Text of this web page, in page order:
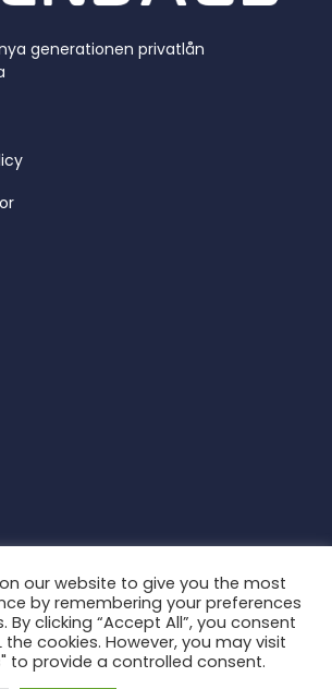
generationen privatlån
our website to give you the most
by remembering your preferences
By clicking “Accept All”, you consent
the cookies. However, you may visit
to provide a controlled consent.